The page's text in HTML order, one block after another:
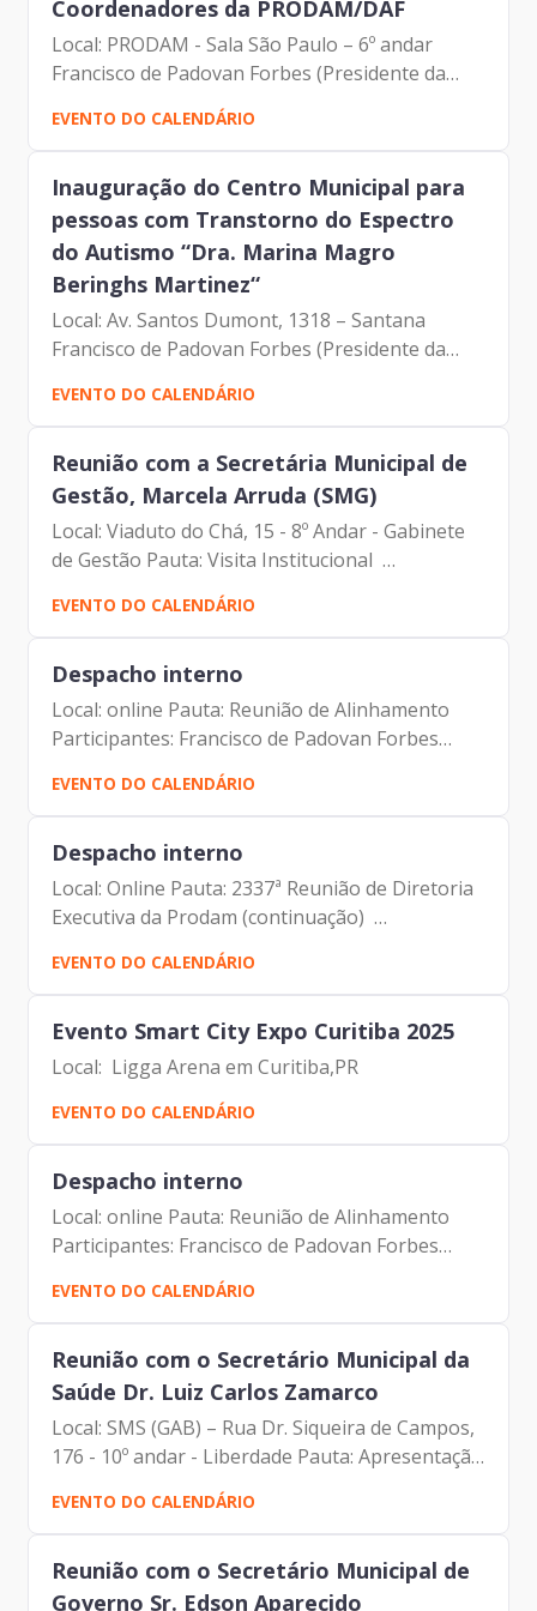
Coordenadores da PRODAM/DAF
Local: PRODAM - Sala São Paulo – 6º andar
Francisco de Padovan Forbes (Presidente da
Prodam) Tatiana Rosa M. Kusano (Gerente de
Logística e Patrimônio) Célio Vitor Reis
(Coordenador do Núcleo de...
EVENTO DO CALENDÁRIO
Inauguração do Centro Municipal para
pessoas com Transtorno do Espectro
do Autismo “Dra. Marina Magro
Beringhs Martinez“
Local: Av. Santos Dumont, 1318 – Santana
Francisco de Padovan Forbes (Presidente da
Prodam) Karine Resende (Coordenadora de
Processos – Gerência de Comunicação
Institucional)
EVENTO DO CALENDÁRIO
Reunião com a Secretária Municipal de
Gestão, Marcela Arruda (SMG)
Local: Viaduto do Chá, 15 - 8º Andar - Gabinete
de Gestão Pauta: Visita Institucional
Participantes: Andre Tomiatto de Oliveira (SF)
Francisco de Padovan Forbes (Presidente da
Prodam) Marcela...
EVENTO DO CALENDÁRIO
Despacho interno
Local: online Pauta: Reunião de Alinhamento
Participantes: Francisco de Padovan Forbes
(Presidente da Prodam) Karine Resende
(Coordenadora de Processos – Gerência de
Comunicação Institucional)
EVENTO DO CALENDÁRIO
Despacho interno
Local: Online Pauta: 2337ª Reunião de Diretoria
Executiva da Prodam (continuação)
Participantes: Benício Alves Teixeira (Diretor de
Participação) Elias Fares Hadi (Diretor de
Relacionamento e...
EVENTO DO CALENDÁRIO
Evento Smart City Expo Curitiba 2025
Local: Ligga Arena em Curitiba,PR
EVENTO DO CALENDÁRIO
Despacho interno
Local: online Pauta: Reunião de Alinhamento
Participantes: Francisco de Padovan Forbes
(Presidente da Prodam) Karine Resende
(Coordenadora de Processos – Gerência de
Comunicação Institucional)
EVENTO DO CALENDÁRIO
Reunião com o Secretário Municipal da
Saúde Dr. Luiz Carlos Zamarco
Local: SMS (GAB) – Rua Dr. Siqueira de Campos,
176 - 10º andar - Liberdade Pauta: Apresentação
Institucional da PRODAM Participantes:
Francisco de Padovan Forbes (Presidente da
Prodam) Luiz...
EVENTO DO CALENDÁRIO
Reunião com o Secretário Municipal de
Governo Sr. Edson Aparecido